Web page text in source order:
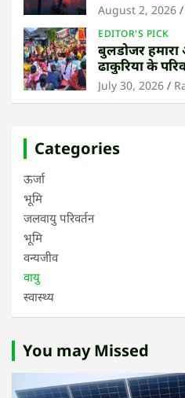
August 2, 2026
EDITOR'S PICK
बुलडोजर हमारा
ढाकुरिया के
बेदखली नहीं
July 30, 2026
Categories
ऊर्जा
भूमि
जलवायु परिवर्तन
भूमि
वन्यजीव
वायु
स्वास्थ्य
You may Missed